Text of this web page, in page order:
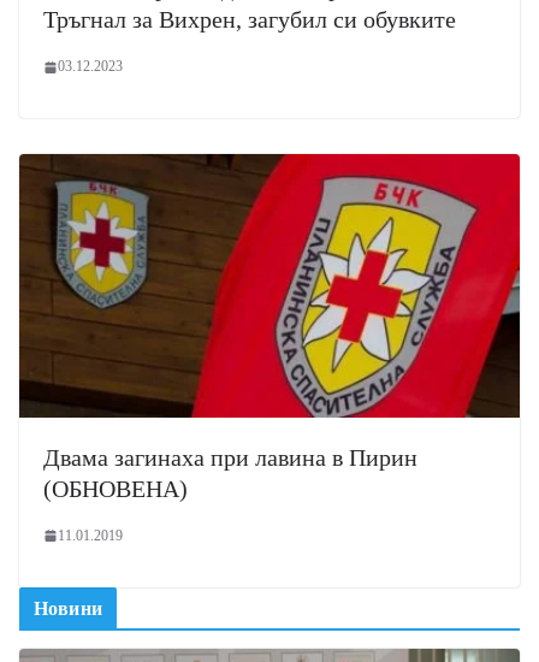
Тръгнал за Вихрен, загубил си обувките
03.12.2023
Двама загинаха при лавина в Пирин
(ОБНОВЕНА)
11.01.2019
Новини